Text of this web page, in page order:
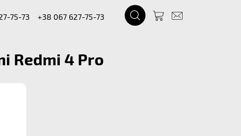
75-73
+38 067 627-75-73
Redmi 4 Pro